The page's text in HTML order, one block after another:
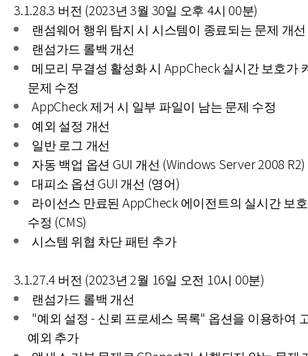
3.1.28.3 버전 (2023년 3월 30일 오후 4시 00분)
랜섬웨어 행위 탐지 시 시스템이 종료되는 문제 개선
랜섬가드 롤백 개선
메모리 무결성 활성화 시 AppCheck 실시간 보호가
문제 수정
AppCheck 제거 시 일부 파일이 남는 문제 수정
예외 설정 개선
일반 로그 개선
자동 백업 옵션 GUI 개선 (Windows Server 2008 R2)
대피소 옵션 GUI 개선 (영어)
라이선스 만료된 AppCheck 에이전트의 실시간 보
수정 (CMS)
시스템 위협 차단 패턴 추가
3.1.27.4 버전 (2023년 2월 16일 오전 10시 00분)
랜섬가드 롤백 개선
"예외 설정 - 신뢰 프로세스 목록" 옵션을 이용하여
예외 추가